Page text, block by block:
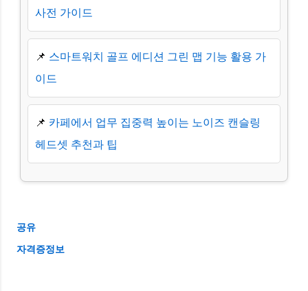
사전 가이드
📌 스마트워치 골프 에디션 그린 맵 기능 활용 가
이드
📌 카페에서 업무 집중력 높이는 노이즈 캔슬링
헤드셋 추천과 팁
공유
자격증정보